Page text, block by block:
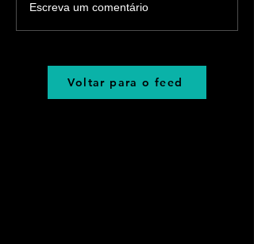
Escreva um comentário
Voltar para o feed